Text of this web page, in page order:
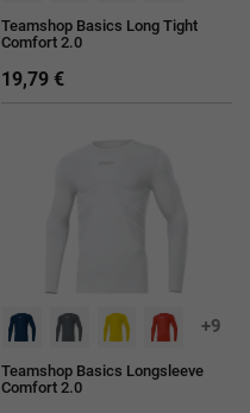
Teamshop Basics Long Tight
Comfort 2.0
19,79 €
+9
Teamshop Basics Longsleeve
Comfort 2.0